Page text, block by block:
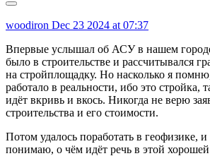
woodiron Dec 23 2024 at 07:37
Впервые услышал об АСУ в нашем
было в строительстве и рассчитывался
на стройплощадку. Но насколько я
работало в реальности, ибо это стройка,
идёт вкривь и вкось. Никогда не верю
строительства и его стоимости.
Потом удалось поработать в геофизике,
понимаю, о чём идёт речь в этой хорошей